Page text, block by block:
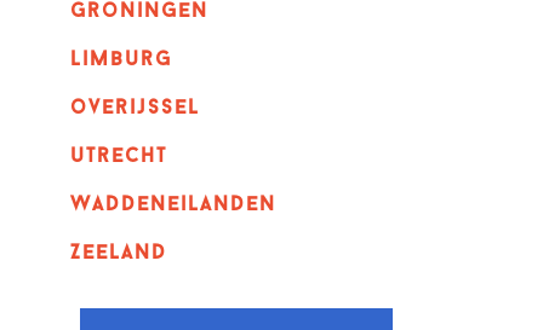
Groningen
Limburg
overijssel
utrecht
Waddeneilanden
Zeeland